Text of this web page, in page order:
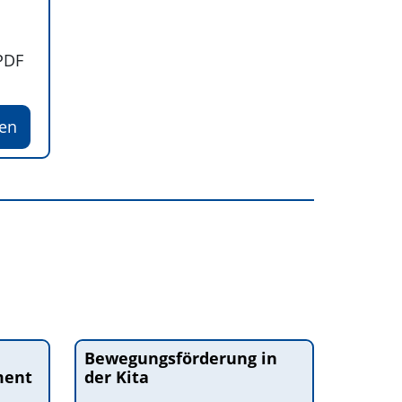
Bewegungsförderung in
der Kita